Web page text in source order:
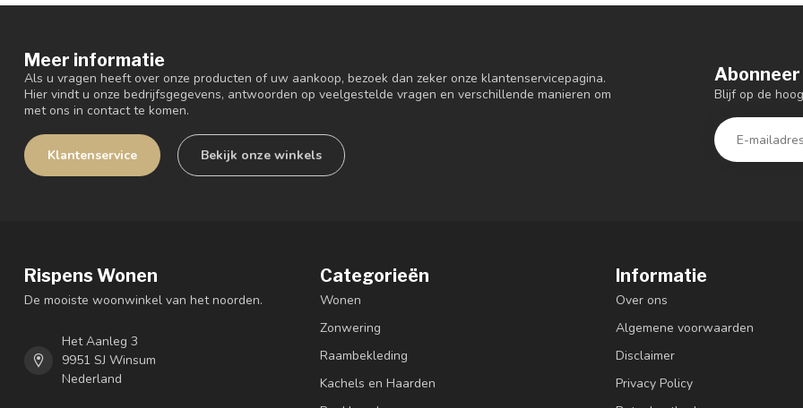
Meer informatie
Als u vragen heeft over onze producten of uw aankoop, bezoek dan zeker onze klantenservicepagina.
Hier vindt u onze bedrijfsgegevens, antwoorden op veelgestelde vragen en verschillende manieren om
met ons in contact te komen.
Klantenservice Bekijk onze winkels
Blijf op de
Rispens Wonen
De mooiste woonwinkel van het noorden.
Het Aanleg 3
9951 SJ Winsum
Nederland
Categorieën
Wonen
Zonwering
Raambekleding
Kachels en Haarden
Informatie
Over ons
Algemene voorwaarden
Disclaimer
Privacy Policy